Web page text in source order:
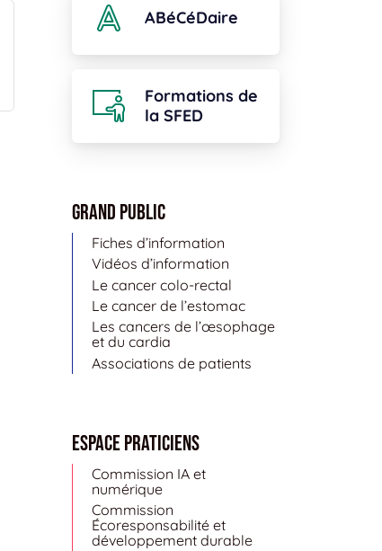
ABéCéDaire
Formations de
la SFED
Grand public
Fiches d’information
Vidéos d’information
Le cancer colo-rectal
Le cancer de l’estomac
Les cancers de l’œsophage
et du cardia
Associations de patients
Espace Praticiens
Commission IA et
numérique
Commission
Écoresponsabilité et
développement durable